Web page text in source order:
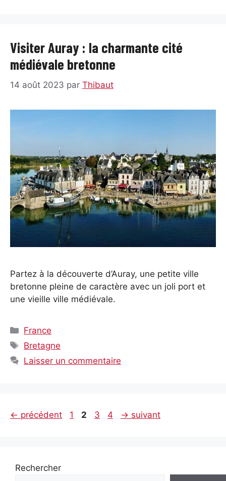
Visiter Auray : la charmante cité
médiévale bretonne
14 août 2023 par Thibaut
Partez à la découverte d’Auray, une petite ville
bretonne pleine de caractère avec un joli port et
une vieille ville médiévale.
Catégories
France
Étiquettes
Bretagne
Laisser un commentaire
← précédent Page
1 Page
2 Page
3 Page
4 → suivant
Rechercher